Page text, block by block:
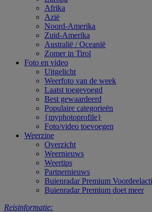
Afrika
Azië
Noord-Amerika
Zuid-Amerika
Australië / Oceanië
Zomer in Tirol
Foto en video
Uitgelicht
Weerfoto van de week
Laatst toegevoegd
Best gewaardeerd
Populaire categorieën
{myphotoprofile}
Foto/video toevoegen
Weerzine
Overzicht
Weernieuws
Weertips
Partnernieuws
Buienradar Premium
Buienradar Premium doet meer
Reisinformatie: